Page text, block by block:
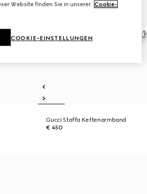
Gucci Staffa Kettenarmband
€ 450
Website finden Sie in unserer Cookie-
COOKIE-EINSTELLUNGEN